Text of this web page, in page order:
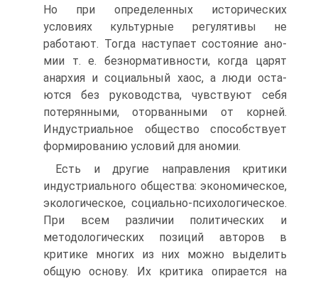
Но при определенных исторических
условиях культурные регулятивы не
работают. Тогда наступает состояние ано­
мии т. е. безнормативности, когда царят
анархия и социальный хаос, а люди оста­
ются без руководства, чувствуют себя
потерянными, оторванными от корней.
Индустриальное общество способствует
формированию условий для аномии.
Есть и другие направления критики
индустриального общества: экономи­ческое,
экологическое, социально-психологическое.
При всем различии поли­тических и
методологических позиций авторов в
критике многих из них можно выделить
общую основу. Их критика опирается на